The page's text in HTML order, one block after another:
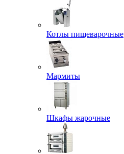
Котлы пищеварочные
Мармиты
Шкафы жарочные